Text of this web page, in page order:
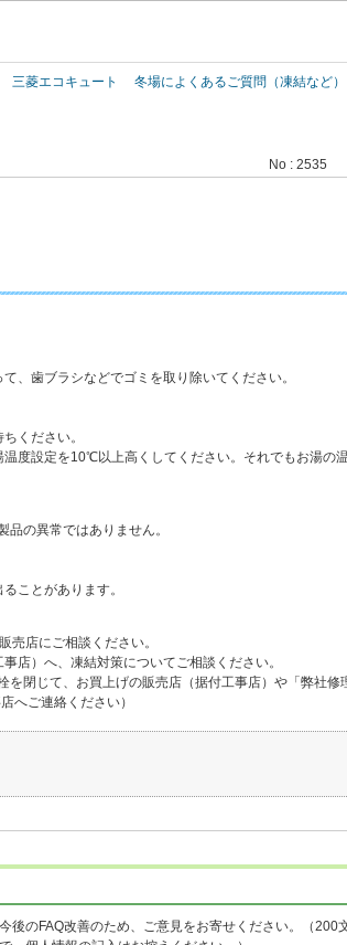
三菱エコキュート
冬場によくあるご質問（凍結など）
No : 2535
、歯ブラシなどでゴミを取り除いてください。
ください。
度設定を10℃以上高くしてください。それでもお湯の
の異常ではありません。
ことがあります。
売店にご相談ください。
店）へ、凍結対策についてご相談ください。
閉じて、お買上げの販売店（据付工事店）や「弊社修
へご連絡ください）
今後のFAQ改善のため、ご意見をお寄せください。（200